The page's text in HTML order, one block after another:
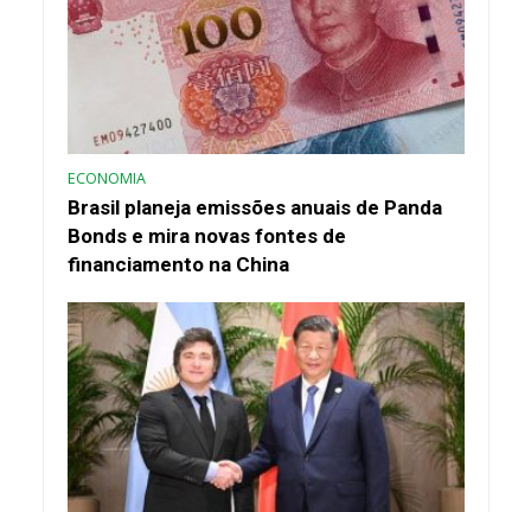
ECONOMIA
Brasil planeja emissões anuais de Panda
Bonds e mira novas fontes de
financiamento na China